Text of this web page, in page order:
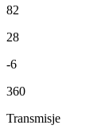
82
28
-6
360
Transmisje